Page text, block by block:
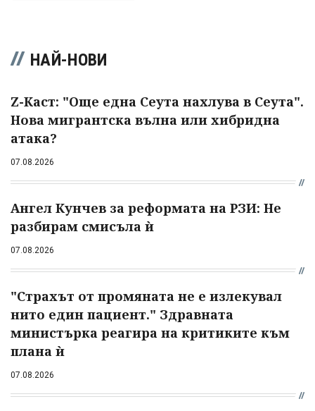
НАЙ-НОВИ
Z-Каст: "Още една Сеута нахлува в Сеута".
Нова мигрантска вълна или хибридна
атака?
07.08.2026
Ангел Кунчев за реформата на РЗИ: Не
разбирам смисъла ѝ
07.08.2026
"Страхът от промяната не е излекувал
нито един пациент." Здравната
министърка реагира на критиките към
плана ѝ
07.08.2026